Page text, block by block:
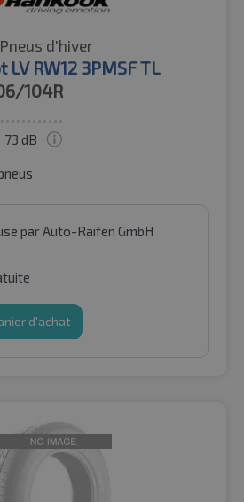
Pneus d'hiver
RW12 3PMSF TL
104R
73 dB
par Auto-Raifen GmbH
d'achat